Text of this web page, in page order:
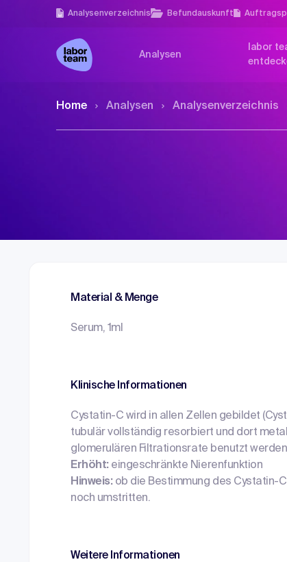
Analysen­verzeichnis Befundauskunft
Analysen
labor
Home Analysen Analysen­verzeichnis
Material & Menge
Serum, 1ml
Klinische Informationen
Cystatin-C wird in allen Zellen gebildet
tubulär vollständig resorbiert und dort
glomerulären Filtrationsrate benutzt
Erhöht:eingeschränkte Nierenfunktion
Hinweis:ob die Bestimmung des Cystatin-
noch umstritten.
Weitere Informationen